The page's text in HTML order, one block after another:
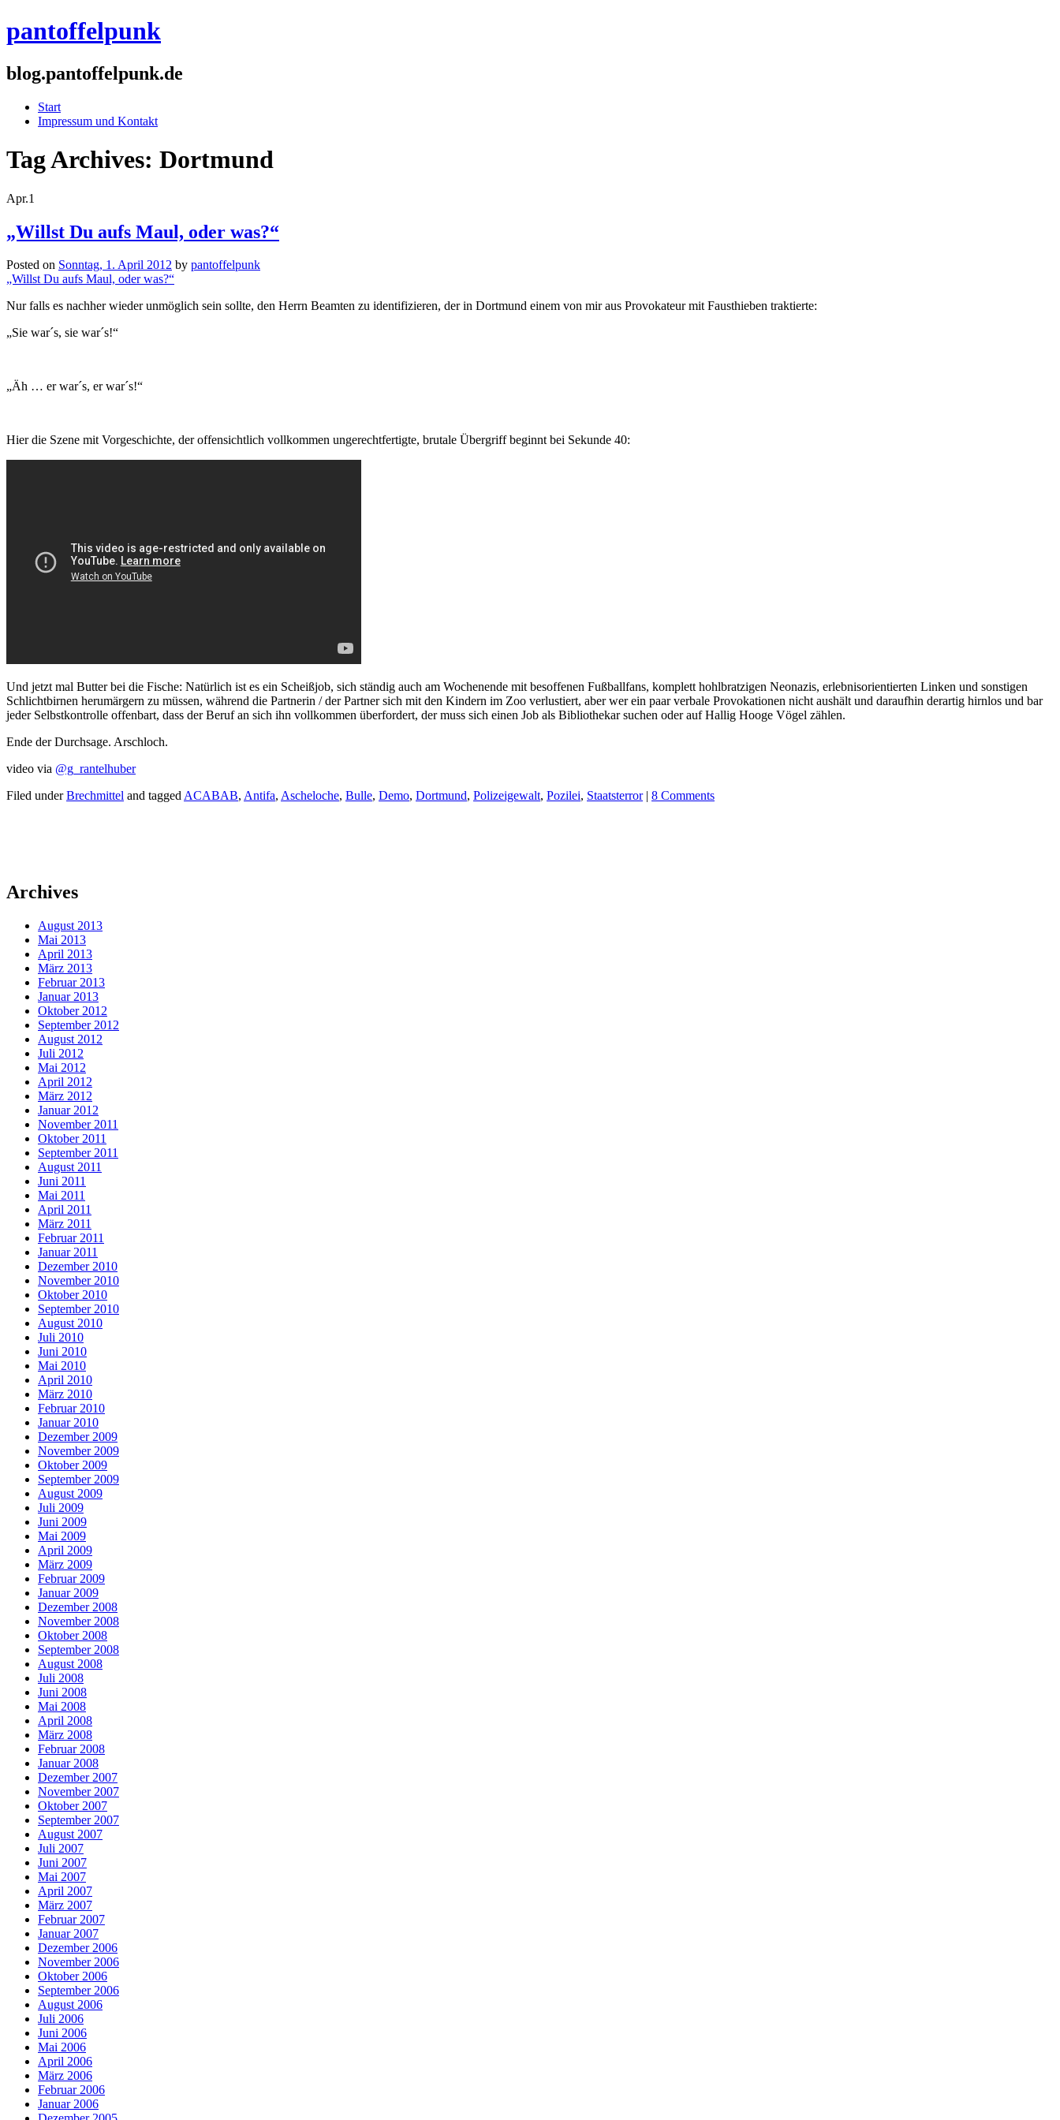
pantoffelpunk
blog.pantoffelpunk.de
Start
Impressum und Kontakt
Tag Archives: Dortmund
Apr.1
„Willst Du aufs Maul, oder was?“
Posted on Sonntag, 1. April 2012 by pantoffelpunk
„Willst Du aufs Maul, oder was?“
Nur falls es nachher wieder unmöglich sein sollte, den Herrn Beamten zu identifizieren, der in Dortmund einem von mir aus Provokateur mit Fausthieben traktierte:
„Sie war´s, sie war´s!“
„Äh … er war´s, er war´s!“
Hier die Szene mit Vorgeschichte, der offensichtlich vollkommen ungerechtfertigte, brutale Übergriff beginnt bei Sekunde 40:
Und jetzt mal Butter bei die Fische: Natürlich ist es ein Scheißjob, sich ständig auch am Wochenende mit besoffenen Fußballfans, komplett hohlbratzigen Neonazis, erlebnisorientierten Linken und sonstigen
Schlichtbirnen herumärgern zu müssen, während die Partnerin / der Partner sich mit den Kindern im Zoo verlustiert, aber wer ein paar verbale Provokationen nicht aushält und daraufhin derartig hirnlos und bar
jeder Selbstkontrolle offenbart, dass der Beruf an sich ihn vollkommen überfordert, der muss sich einen Job als Bibliothekar suchen oder auf Hallig Hooge Vögel zählen.
Ende der Durchsage. Arschloch.
video via @g_rantelhuber
Filed underBrechmittel and taggedACABAB, Antifa, Ascheloche, Bulle, Demo, Dortmund, Polizeigewalt, Pozilei, Staatsterror 8 Comments
Archives
August 2013
Mai 2013
April 2013
März 2013
Februar 2013
Januar 2013
Oktober 2012
September 2012
August 2012
Juli 2012
Mai 2012
April 2012
März 2012
Januar 2012
November 2011
Oktober 2011
September 2011
August 2011
Juni 2011
Mai 2011
April 2011
März 2011
Februar 2011
Januar 2011
Dezember 2010
November 2010
Oktober 2010
September 2010
August 2010
Juli 2010
Juni 2010
Mai 2010
April 2010
März 2010
Februar 2010
Januar 2010
Dezember 2009
November 2009
Oktober 2009
September 2009
August 2009
Juli 2009
Juni 2009
Mai 2009
April 2009
März 2009
Februar 2009
Januar 2009
Dezember 2008
November 2008
Oktober 2008
September 2008
August 2008
Juli 2008
Juni 2008
Mai 2008
April 2008
März 2008
Februar 2008
Januar 2008
Dezember 2007
November 2007
Oktober 2007
September 2007
August 2007
Juli 2007
Juni 2007
Mai 2007
April 2007
März 2007
Februar 2007
Januar 2007
Dezember 2006
November 2006
Oktober 2006
September 2006
August 2006
Juli 2006
Juni 2006
Mai 2006
April 2006
März 2006
Februar 2006
Januar 2006